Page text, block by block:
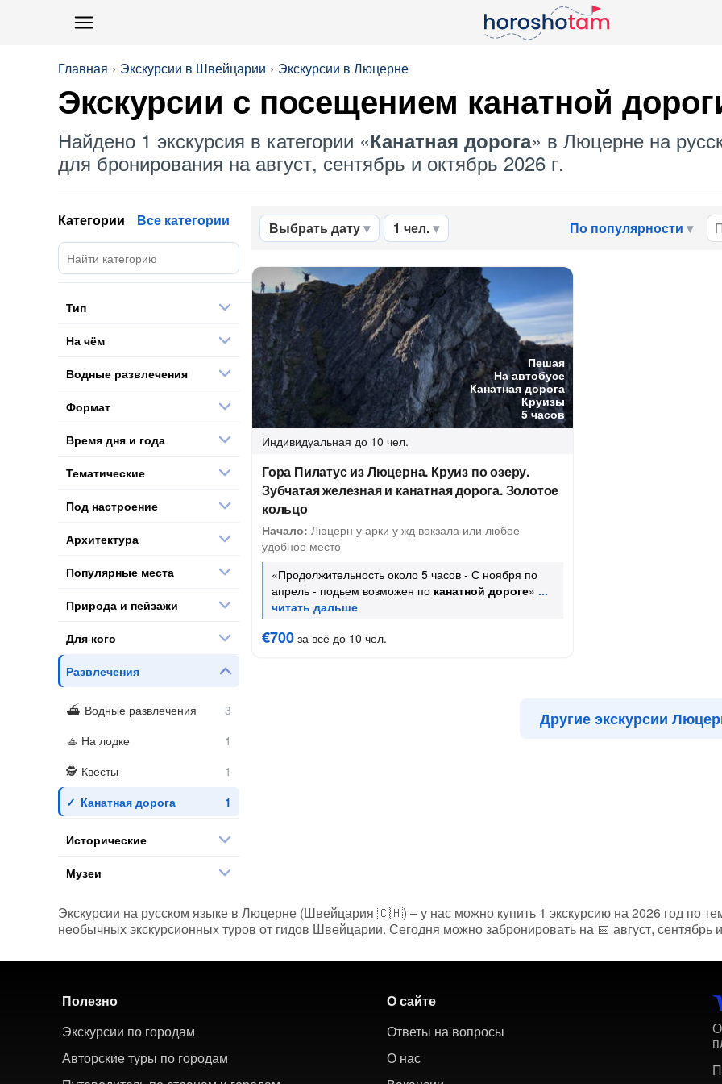
Главная Экскурсии в Швейцарии Экскурсии в Люцерне
Экскурсии с посещением канатной
Найдено 1 экскурсия в категории «Канатная дорога» в Люцерне на
для бронирования на август, сентябрь и октябрь 2026 г.
Выбрать дату 1 чел. По популярности
Пешая
На автобусе
Канатная дорога
Круизы
5 часов
Индивидуальная до 10 чел.
Гора Пилатус из Люцерна. Круиз по озеру.
Зубчатая железная и канатная дорога. Золотое
кольцо
Начало: Люцерн у арки у жд вокзала или любое
удобное место
«Продолжительность около 5 часов - С ноября по
апрель - подьем возможен по канатной дороге»
€700 за всё до 10 чел.
Другие экскурсии
Категории Все категории
Тип
На чём
Водные развлечения
Формат
Время дня и года
Тематические
Под настроение
Архитектура
Популярные места
Природа и пейзажи
Для кого
Развлечения
Водные развлечения
На лодке
Квесты
Канатная дорога
Исторические
Музеи
Экскурсии на русском языке в Люцерне (Швейцария 🇨🇭) – у нас можно купить 1 экскурсию на 2026 год по
необычных экскурсионных туров от гидов Швейцарии. Сегодня можно забронировать на 📅 август, сентябрь
Полезно
Экскурсии по городам
Авторские туры по городам
О сайте
Ответы на вопросы
О нас